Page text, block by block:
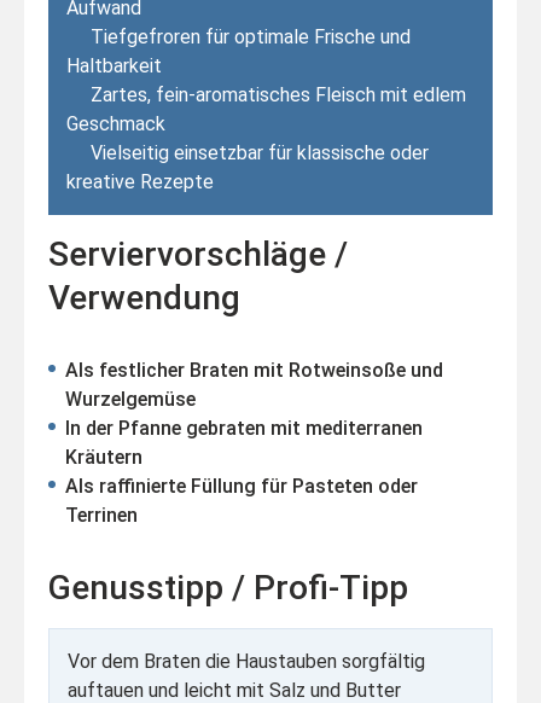
Aufwand
Tiefgefroren für optimale Frische und
Haltbarkeit
Zartes, fein-aromatisches Fleisch mit edlem
Geschmack
Vielseitig einsetzbar für klassische oder
kreative Rezepte
Serviervorschläge /
Verwendung
Als festlicher Braten mit Rotweinsoße und
Wurzelgemüse
In der Pfanne gebraten mit mediterranen
Kräutern
Als raffinierte Füllung für Pasteten oder
Terrinen
Genusstipp / Profi-Tipp
Vor dem Braten die Haustauben sorgfältig
auftauen und leicht mit Salz und Butter